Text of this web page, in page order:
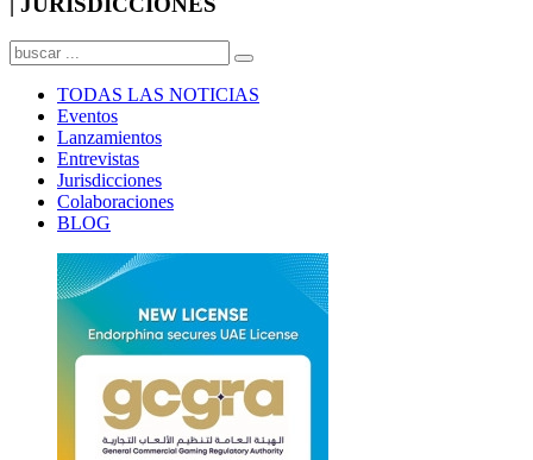
TODAS LAS NOTICIAS
Eventos
Lanzamientos
Entrevistas
Jurisdicciones
Colaboraciones
BLOG